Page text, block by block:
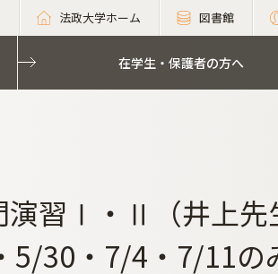
法政大学ホーム 図書館
在学生・保護者の方へ
演習Ⅰ・Ⅱ（井上
30・7/4・7/11の